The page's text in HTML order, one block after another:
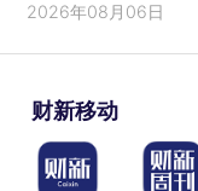
2026年08月06日
财新移动